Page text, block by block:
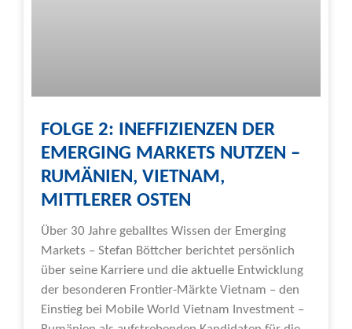
FOLGE 2: INEFFIZIENZEN DER
EMERGING MARKETS NUTZEN –
RUMÄNIEN, VIETNAM,
MITTLERER OSTEN
Über 30 Jahre geballtes Wissen der Emerging
Markets – Stefan Böttcher berichtet persönlich
über seine Karriere und die aktuelle Entwicklung
der besonderen Frontier-Märkte Vietnam – den
Einstieg bei Mobile World Vietnam Investment –